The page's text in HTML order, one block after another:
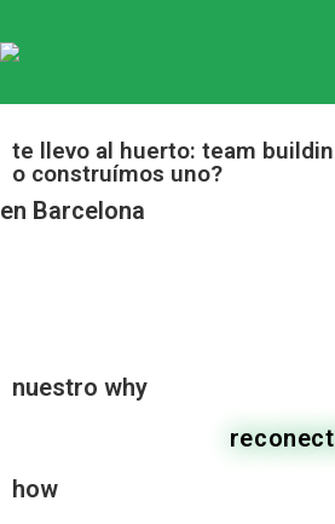
te llevo al huerto: team
o construímos uno?
en Barcelona
nuestro why
how